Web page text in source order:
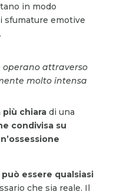
in modo
sfumature emotive
operano attraverso
molto intensa
chiaradi una
condivisa su
essere qualsiasi
che sia reale. Il